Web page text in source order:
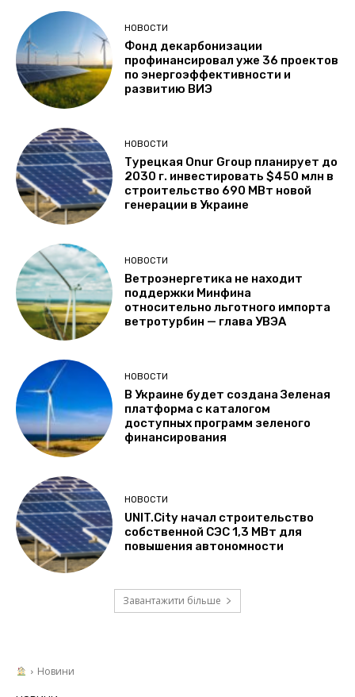
НОВОСТИ
Фонд декарбонизации
профинансировал уже 36 проектов
по энергоэффективности и
развитию ВИЭ
НОВОСТИ
Турецкая Onur Group планирует до
2030 г. инвестировать $450 млн в
строительство 690 МВт новой
генерации в Украине
НОВОСТИ
Ветроэнергетика не находит
поддержки Минфина
относительно льготного импорта
ветротурбин — глава УВЭА
НОВОСТИ
В Украине будет создана Зеленая
платформа с каталогом
доступных программ зеленого
финансирования
НОВОСТИ
UNIT.City начал строительство
собственной СЭС 1,3 МВт для
повышения автономности
Завантажити більше